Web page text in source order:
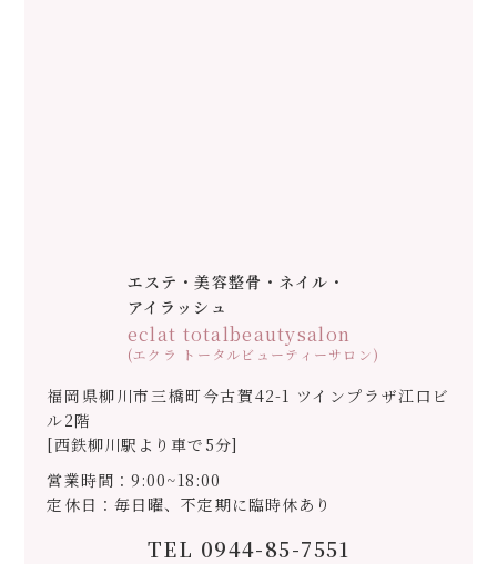
エステ・美容整骨・ネイル・
アイラッシュ
eclat totalbeautysalon
(エクラ トータルビューティーサロン)
福岡県柳川市三橋町今古賀42-1 ツインプラザ江口ビ
ル2階
[西鉄柳川駅より車で5分]
営業時間：9:00~18:00
定休日：毎日曜、不定期に臨時休あり
TEL 0944-85-7551